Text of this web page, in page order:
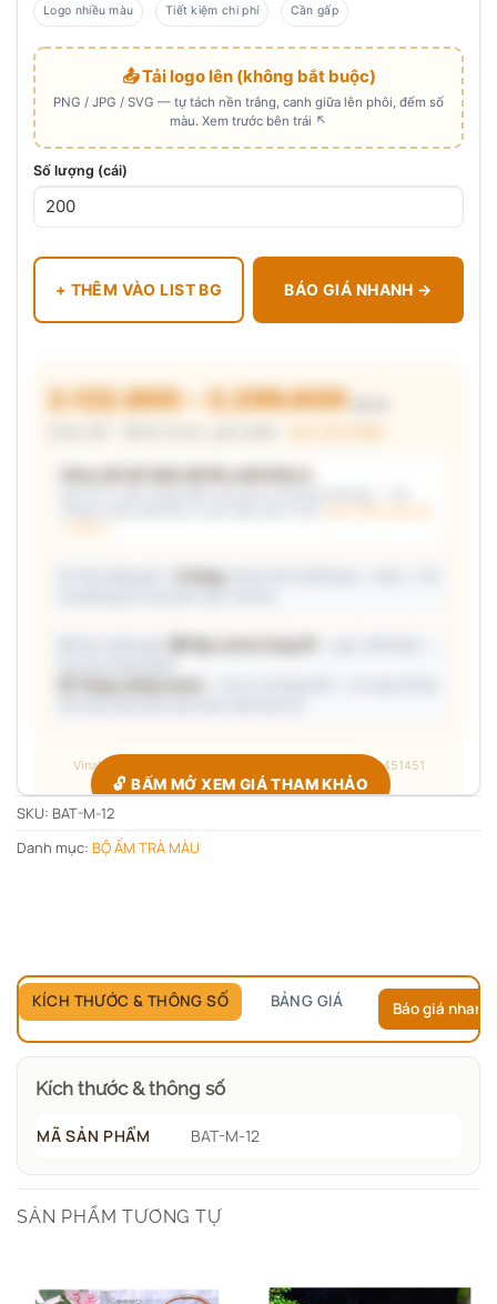
Logo nhiều màu Tiết kiệm chi phí Cần gấp
📤 Tải logo lên (không bắt buộc)
PNG / JPG / SVG — tự tách nền trắng, canh giữa lên phôi, đếm số
màu. Xem trước bên trái ↖
Số lượng (cái)
+ THÊM VÀO LIST BG BÁO GIÁ NHANH →
2.122.800 – 2.299.800
🔓 BẤM MỞ XEM GIÁ THAM KHẢO
Giá đang ẩn — xác nhận bạn thuộc nhóm nào để hiện đúng
Vinaly · Công xưởng quà tặng B2B · Hotline/Zalo 0705451451
SKU: BAT-M-12
Danh mục: BỘ ẤM TRÀ MÀU
KÍCH THƯỚC & THÔNG SỐ BẢNG GIÁ Báo giá
Kích thước & thông số
MÃ SẢN PHẨM BAT-M-12
SẢN PHẨM TƯƠNG TỰ